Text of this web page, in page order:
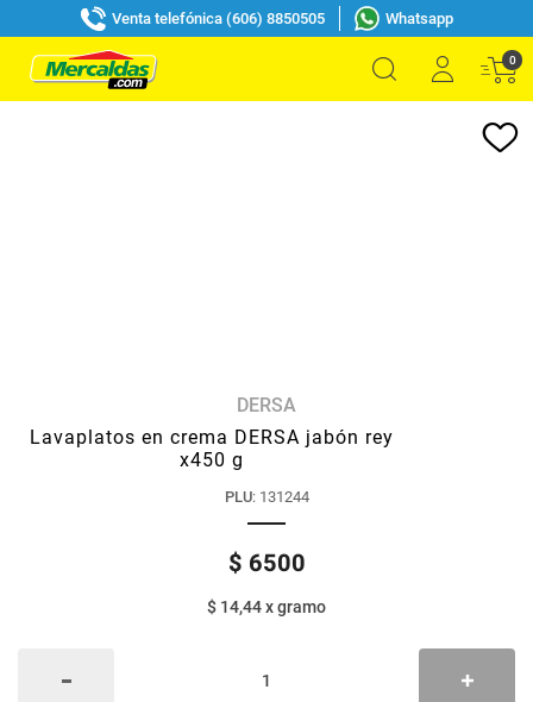
Venta telefónica (606) 8850505 Whatsapp
0
DERSA
Lavaplatos en crema DERSA jabón rey
x450 g
PLU: 131244
$ 6500
$ 14,44xgramo